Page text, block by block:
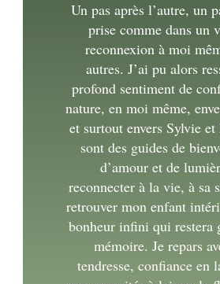
Un pas après l’autre, un
prise comme dans un
reconnexion à moi
autres. J’ai pu alors
profond sentiment de
nature, en moi même,
et surtout envers Sylvie et
sont des guides de
d’amour et de
reconnecter à la vie, à sa
retrouver mon enfant
bonheur infini qui restera
mémoire. Je repars
tendresse, confiance en